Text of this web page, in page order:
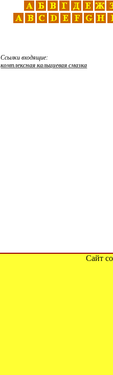
Ссылки входящие:
комплексная кальциевая смазка
Сайт